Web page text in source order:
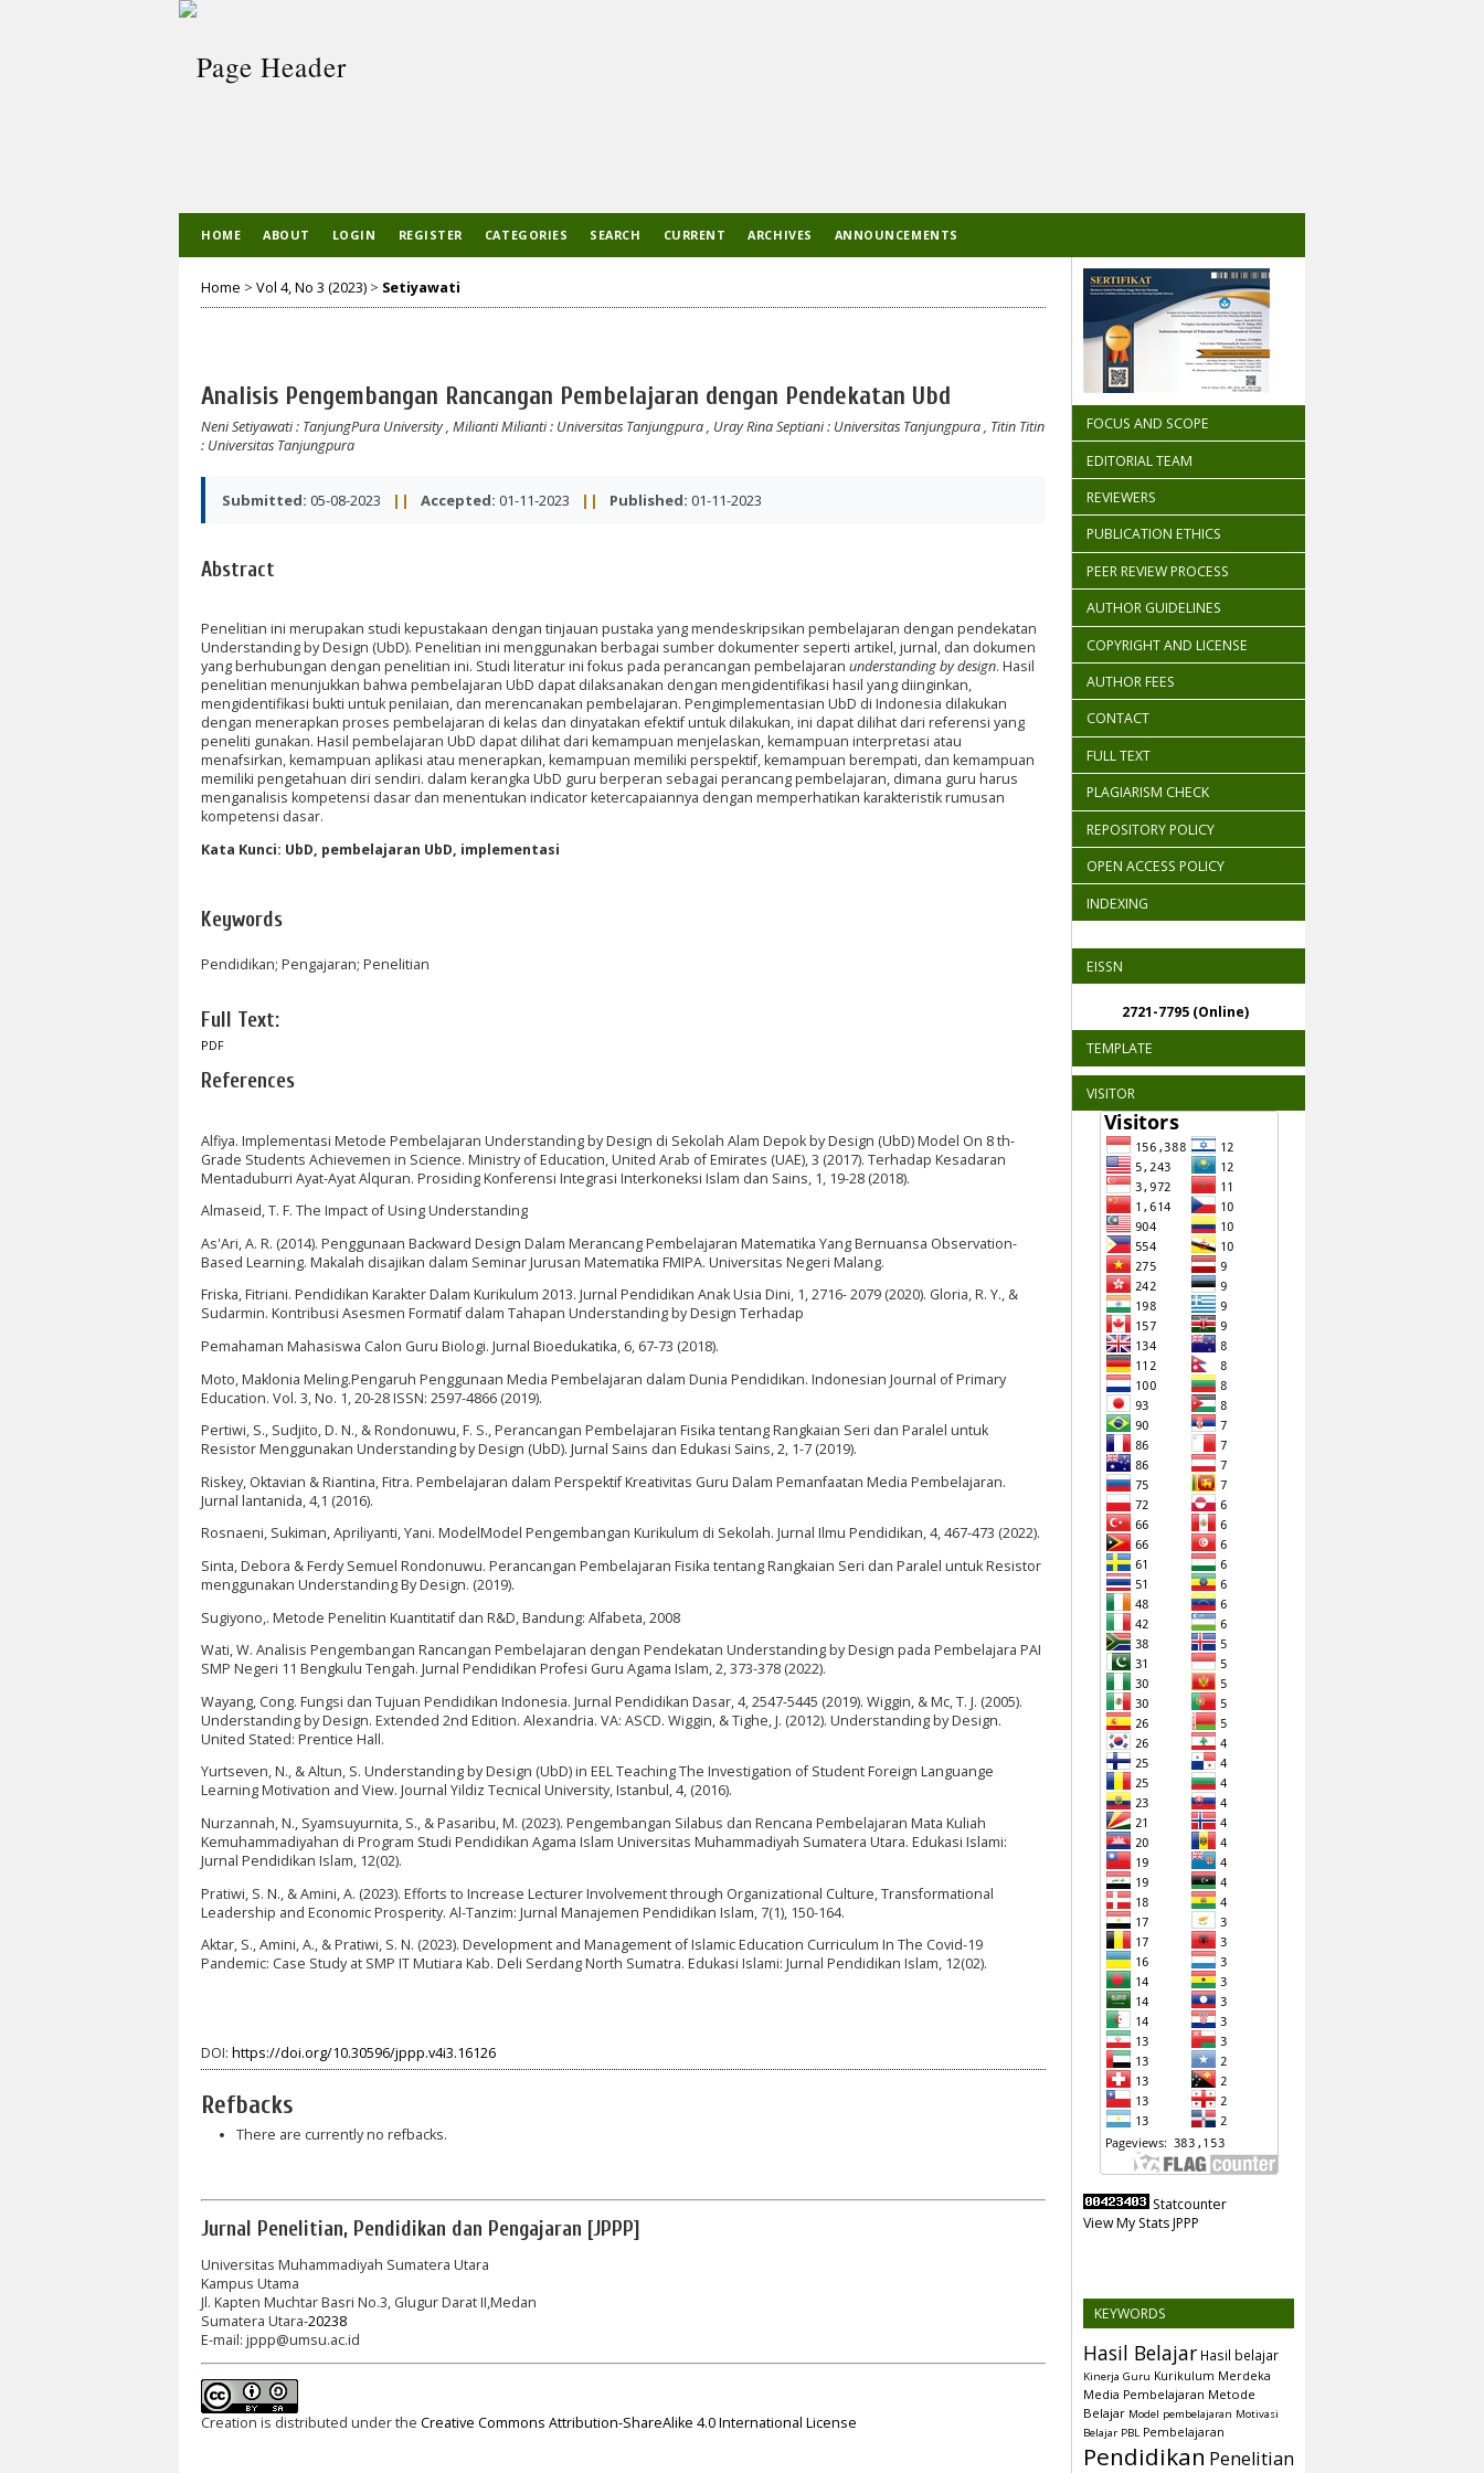
FOCUS AND SCOPE
EDITORIAL TEAM
REVIEWERS
PUBLICATION ETHICS
PEER REVIEW PROCESS
AUTHOR GUIDELINES
COPYRIGHT AND LICENSE
AUTHOR FEES
CONTACT
FULL TEXT
PLAGIARISM CHECK
REPOSITORY POLICY
OPEN ACCESS POLICY
INDEXING
EISSN
2721-7795 (Online)
TEMPLATE
VISITOR
Statcounter
View My Stats JPPP
KEYWORDS
Hasil Belajar Hasil belajar
Kinerja Guru Kurikulum Merdeka
Media Pembelajaran Metode
Belajar Model pembelajaran Motivasi
Belajar PBL Pembelajaran
Pendidikan Penelitian
HOME ABOUT LOGIN REGISTER CATEGORIES SEARCH CURRENT ARCHIVES ANNOUNCEMENTS
Home > Vol 4, No 3 (2023) > Setiyawati
Analisis Pengembangan Rancangan Pembelajaran dengan Pendekatan Ubd
Neni Setiyawati: TanjungPura University, Milianti Milianti: Universitas Tanjungpura, Uray Rina Septiani: Universitas Tanjungpura, Titin Titin
: Universitas Tanjungpura
Submitted: 05-08-2023 || Accepted: 01-11-2023 || Published: 01-11-2023
Abstract
Penelitian ini merupakan studi kepustakaan dengan tinjauan pustaka yang mendeskripsikan pembelajaran dengan pendekatan
Understanding by Design (UbD). Penelitian ini menggunakan berbagai sumber dokumenter seperti artikel, jurnal, dan dokumen
yang berhubungan dengan penelitian ini. Studi literatur ini fokus pada perancangan pembelajaran understanding by design. Hasil
penelitian menunjukkan bahwa pembelajaran UbD dapat dilaksanakan dengan mengidentifikasi hasil yang diinginkan,
mengidentifikasi bukti untuk penilaian, dan merencanakan pembelajaran. Pengimplementasian UbD di Indonesia dilakukan
dengan menerapkan proses pembelajaran di kelas dan dinyatakan efektif untuk dilakukan, ini dapat dilihat dari referensi yang
peneliti gunakan. Hasil pembelajaran UbD dapat dilihat dari kemampuan menjelaskan, kemampuan interpretasi atau
menafsirkan, kemampuan aplikasi atau menerapkan, kemampuan memiliki perspektif, kemampuan berempati, dan kemampuan
memiliki pengetahuan diri sendiri. dalam kerangka UbD guru berperan sebagai perancang pembelajaran, dimana guru harus
menganalisis kompetensi dasar dan menentukan indicator ketercapaiannya dengan memperhatikan karakteristik rumusan
kompetensi dasar.
Kata Kunci: UbD, pembelajaran UbD, implementasi
Keywords
Pendidikan; Pengajaran; Penelitian
Full Text:
PDF
References
Alfiya. Implementasi Metode Pembelajaran Understanding by Design di Sekolah Alam Depok by Design (UbD) Model On 8 th-
Grade Students Achievemen in Science. Ministry of Education, United Arab of Emirates (UAE), 3 (2017). Terhadap Kesadaran
Mentaduburri Ayat-Ayat Alquran. Prosiding Konferensi Integrasi Interkoneksi Islam dan Sains, 1, 19-28 (2018).
Almaseid, T. F. The Impact of Using Understanding
As'Ari, A. R. (2014). Penggunaan Backward Design Dalam Merancang Pembelajaran Matematika Yang Bernuansa Observation-
Based Learning. Makalah disajikan dalam Seminar Jurusan Matematika FMIPA. Universitas Negeri Malang.
Friska, Fitriani. Pendidikan Karakter Dalam Kurikulum 2013. Jurnal Pendidikan Anak Usia Dini, 1, 2716- 2079 (2020). Gloria, R. Y., &
Sudarmin. Kontribusi Asesmen Formatif dalam Tahapan Understanding by Design Terhadap
Pemahaman Mahasiswa Calon Guru Biologi. Jurnal Bioedukatika, 6, 67-73 (2018).
Moto, Maklonia Meling.Pengaruh Penggunaan Media Pembelajaran dalam Dunia Pendidikan. Indonesian Journal of Primary
Education. Vol. 3, No. 1, 20-28 ISSN: 2597-4866 (2019).
Pertiwi, S., Sudjito, D. N., & Rondonuwu, F. S., Perancangan Pembelajaran Fisika tentang Rangkaian Seri dan Paralel untuk
Resistor Menggunakan Understanding by Design (UbD). Jurnal Sains dan Edukasi Sains, 2, 1-7 (2019).
Riskey, Oktavian & Riantina, Fitra. Pembelajaran dalam Perspektif Kreativitas Guru Dalam Pemanfaatan Media Pembelajaran.
Jurnal lantanida, 4,1 (2016).
Rosnaeni, Sukiman, Apriliyanti, Yani. ModelModel Pengembangan Kurikulum di Sekolah. Jurnal Ilmu Pendidikan, 4, 467-473 (2022).
Sinta, Debora & Ferdy Semuel Rondonuwu. Perancangan Pembelajaran Fisika tentang Rangkaian Seri dan Paralel untuk Resistor
menggunakan Understanding By Design. (2019).
Sugiyono,. Metode Penelitin Kuantitatif dan R&D, Bandung: Alfabeta, 2008
Wati, W. Analisis Pengembangan Rancangan Pembelajaran dengan Pendekatan Understanding by Design pada Pembelajara PAI
SMP Negeri 11 Bengkulu Tengah. Jurnal Pendidikan Profesi Guru Agama Islam, 2, 373-378 (2022).
Wayang, Cong. Fungsi dan Tujuan Pendidikan Indonesia. Jurnal Pendidikan Dasar, 4, 2547-5445 (2019). Wiggin, & Mc, T. J. (2005).
Understanding by Design. Extended 2nd Edition. Alexandria. VA: ASCD. Wiggin, & Tighe, J. (2012). Understanding by Design.
United Stated: Prentice Hall.
Yurtseven, N., & Altun, S. Understanding by Design (UbD) in EEL Teaching The Investigation of Student Foreign Languange
Learning Motivation and View. Journal Yildiz Tecnical University, Istanbul, 4, (2016).
Nurzannah, N., Syamsuyurnita, S., & Pasaribu, M. (2023). Pengembangan Silabus dan Rencana Pembelajaran Mata Kuliah
Kemuhammadiyahan di Program Studi Pendidikan Agama Islam Universitas Muhammadiyah Sumatera Utara. Edukasi Islami:
Jurnal Pendidikan Islam, 12(02).
Pratiwi, S. N., & Amini, A. (2023). Efforts to Increase Lecturer Involvement through Organizational Culture, Transformational
Leadership and Economic Prosperity. Al-Tanzim: Jurnal Manajemen Pendidikan Islam, 7(1), 150-164.
Aktar, S., Amini, A., & Pratiwi, S. N. (2023). Development and Management of Islamic Education Curriculum In The Covid-19
Pandemic: Case Study at SMP IT Mutiara Kab. Deli Serdang North Sumatra. Edukasi Islami: Jurnal Pendidikan Islam, 12(02).
DOI: https://doi.org/10.30596/jppp.v4i3.16126
Refbacks
There are currently no refbacks.
Jurnal Penelitian, Pendidikan dan Pengajaran [JPPP]
Universitas Muhammadiyah Sumatera Utara
Kampus Utama
Jl. Kapten Muchtar Basri No.3, Glugur Darat II,Medan
Sumatera Utara-20238
E-mail: jppp@umsu.ac.id
Creation is distributed under the Creative Commons Attribution-ShareAlike 4.0 International License